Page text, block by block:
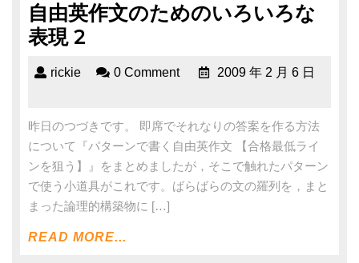
自由英作文のためのいろいろな
表現 2
rickie 0 Comment 2009 年 2 月 6 日
昨日のつづきです。 即席でそれなりの答案を作る方法
について『パターンで書く自由英作文 【合格最低ライ
ンを狙う】』をまとめましたが，そこで触れたパターン
で使う小道具がこれです。ばらばらの文の羅列を，まと
まった論理的構築物に […]
READ MORE...